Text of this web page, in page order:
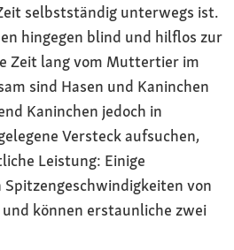
selbstständig unterwegs ist.
hingegen blind und hilflos zur
Zeit lang vom Muttertier im
sind Hasen und Kaninchen
Kaninchen jedoch in
Versteck aufsuchen,
Leistung: Einige
Spitzengeschwindigkeiten von
können erstaunliche zwei